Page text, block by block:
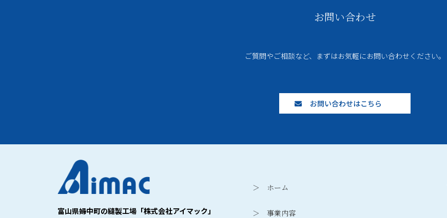
お問い合わせ
ご質問やご相談など、まずはお気軽にお問い合わせください。
お問い合わせはこちら
富山県婦中町の縫製工場「株式会社アイマック」
＞ ホーム
＞ 事業内容